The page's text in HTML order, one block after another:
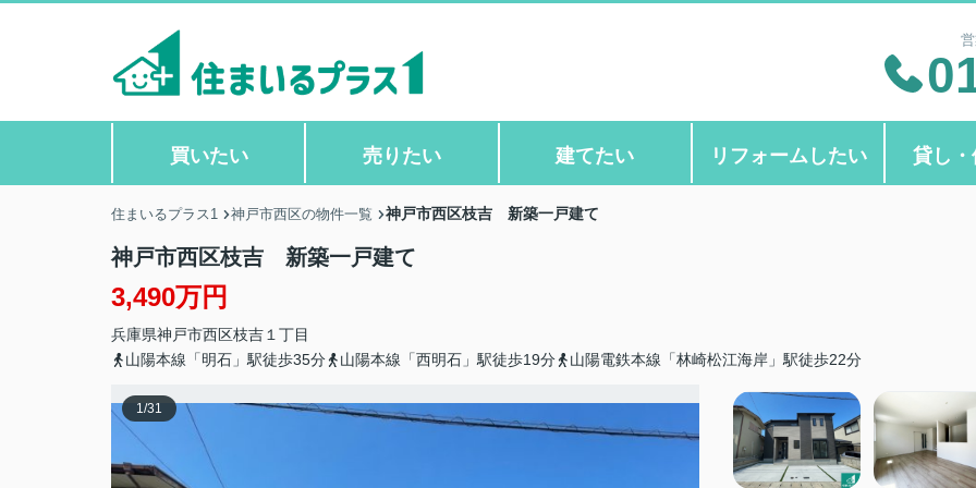
買いたい 売りたい 建てたい リフォームしたい 貸し
住まいるプラス1 神戸市西区の物件一覧 神戸市西区枝吉 新築一戸建て
神戸市西区枝吉 新築一戸建て
3,490万円
兵庫県神戸市西区枝吉 １丁目
山陽本線「明石」駅徒歩35分
山陽本線「西明石」駅徒歩19分 山陽電鉄本線「林崎松江海岸」駅徒歩22分
1/31